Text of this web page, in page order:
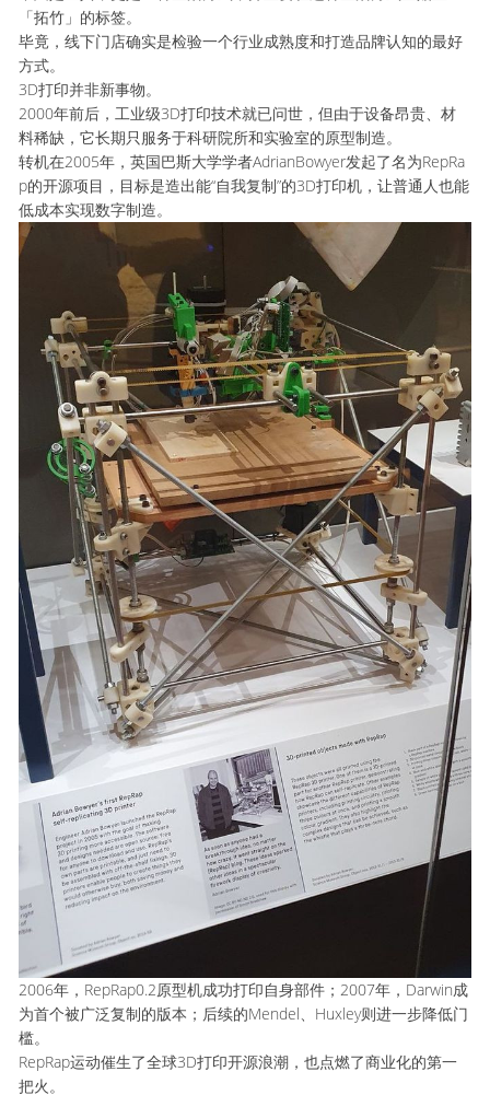
「拓竹」的标签。
毕竟，线下门店确实是检验一个行业成熟度和打造品牌认知的最好
方式。
3D打印并非新事物。
2000年前后，工业级3D打印技术就已问世，但由于设备昂贵、材
料稀缺，它长期只服务于科研院所和实验室的原型制造。
转机在2005年，英国巴斯大学学者AdrianBowyer发起了名为RepRa
p的开源项目，目标是造出能“自我复制”的3D打印机，让普通人也能
低成本实现数字制造。
2006年，RepRap0.2原型机成功打印自身部件；2007年，Darwin成
为首个被广泛复制的版本；后续的Mendel、Huxley则进一步降低门
槛。
RepRap运动催生了全球3D打印开源浪潮，也点燃了商业化的第一
把火。